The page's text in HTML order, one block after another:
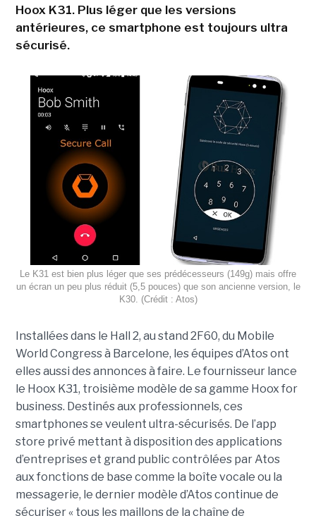
Hoox K31. Plus léger que les versions
antérieures, ce smartphone est toujours ultra
sécurisé.
Le K31 est bien plus léger que ses prédécesseurs (149g) mais offre
un écran un peu plus réduit (5,5 pouces) que son ancienne version, le
K30. (Crédit : Atos)
Installées dans le Hall 2, au stand 2F60, du Mobile
World Congress à Barcelone, les équipes d’Atos ont
elles aussi des annonces à faire. Le fournisseur lance
le Hoox K31, troisième modèle de sa gamme Hoox for
business. Destinés aux professionnels, ces
smartphones se veulent ultra-sécurisés. De l’app
store privé mettant à disposition des applications
d’entreprises et grand public contrôlées par Atos
aux fonctions de base comme la boîte vocale ou la
messagerie, le dernier modèle d’Atos continue de
sécuriser « tous les maillons de la chaîne de